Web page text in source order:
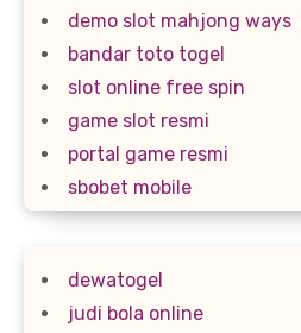
demo slot mahjong ways
bandar toto togel
slot online free spin
game slot resmi
portal game resmi
sbobet mobile
dewatogel
judi bola online